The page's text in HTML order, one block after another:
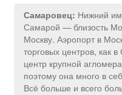
Самаровец: Нижний
Самарой — близость
Москву. Аэропорт в
торговых центров,
центр крупной
поэтому она много в
Всё больше и всего